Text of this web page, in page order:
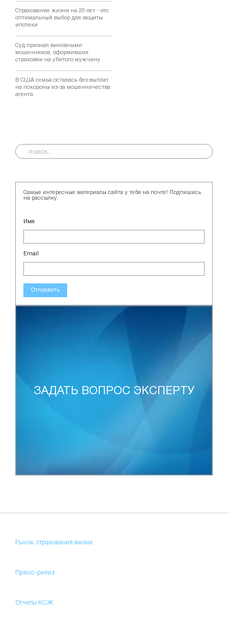
Страхование жизни на 20 лет - это
оптимальный выбор для защиты
ипотеки
Суд признал виновными
мошенников, оформивших
страховки на убитого мужчину
В США семья осталась без выплат
на похороны из-за мошенничества
агента
Самые интересные материалы сайта у тебя на почте! Подпишись
на рассылку.
Имя
Email
Отправить
ЗАДАТЬ ВОПРОС ЭКСПЕРТУ
Рынок страхования жизни
Пресс-релиз
Отчеты КСЖ